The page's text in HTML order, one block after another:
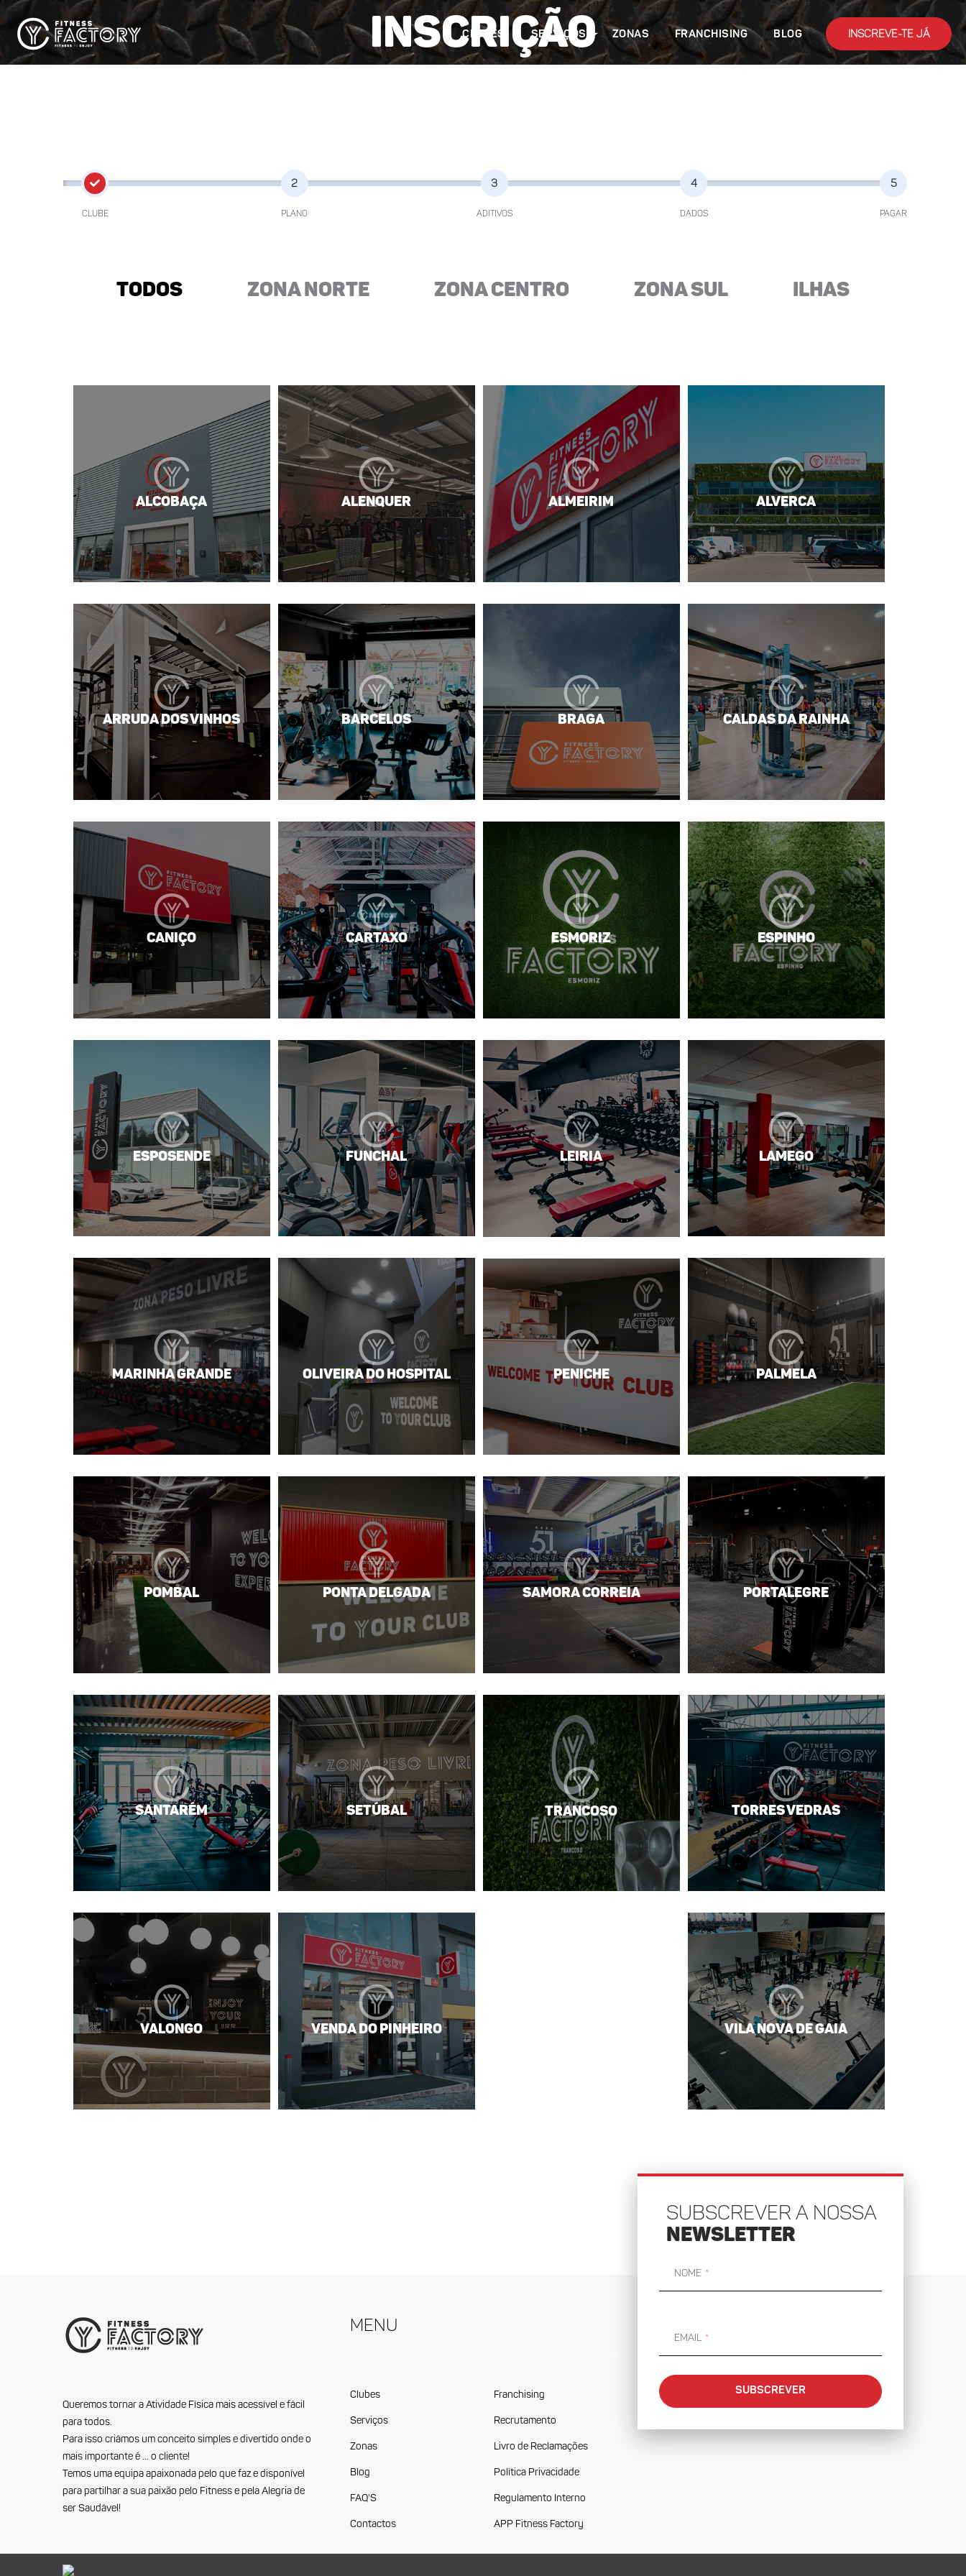
CLUBES SERVIÇOS ZONAS FRANCHISING BLOG INSCREVE-TE JÁ
INSCRIÇÃO
1
CLUBE
2
PLANO
3
ADITIVOS
4
DADOS
5
PAGAR
Todos Zona Norte Zona Centro Zona Sul Ilhas
Alcobaça Alenquer Almeirim Alverca
Arruda dos Vinhos Barcelos Braga Caldas da Rainha
Caniço Cartaxo Esmoriz Espinho
Esposende Funchal Lamego
Leiria
Marinha Grande Oliveira do Hospital Palmela
Peniche
Pombal Ponta Delgada Portalegre
Samora Correia
Santarém Setúbal Torres Vedras
Trancoso
Valongo Venda do Pinheiro Vila Nova de Gaia
Queremos tornar a Atividade Física mais acessível e fácil
para todos.
Para isso criámos um conceito simples e divertido onde o
mais importante é … o cliente!
Temos uma equipa apaixonada pelo que faz e disponível
para partilhar a sua paixão pelo Fitness e pela Alegria de
ser Saudável!
Menu
Clubes
Serviços
Zonas
Blog
FAQ'S
Contactos
Franchising
Recrutamento
Livro de Reclamações
Política Privacidade
Regulamento Interno
APP Fitness Factory
SUBSCREVER A NOSSA
NEWSLETTER
Nome
Email
SUBSCREVER